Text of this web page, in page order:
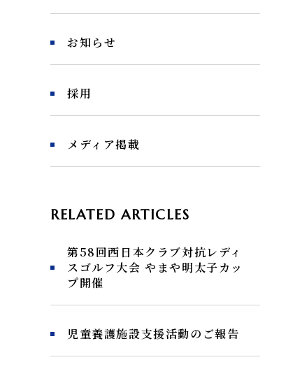
お知らせ
採用
メディア掲載
RELATED ARTICLES
第58回西日本クラブ対抗レディ
スゴルフ大会 やまや明太子カッ
プ開催
児童養護施設支援活動のご報告